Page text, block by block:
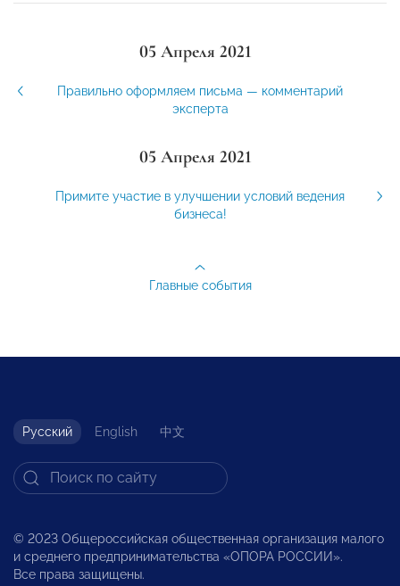
05 Апреля 2021
Правильно оформляем письма — комментарий
эксперта
05 Апреля 2021
Примите участие в улучшении условий ведения
бизнеса!
Главные события
Русский English 中文
© 2023 Общероссийская общественная организация малого
и среднего предпринимательства «ОПОРА РОССИИ».
Все права защищены.